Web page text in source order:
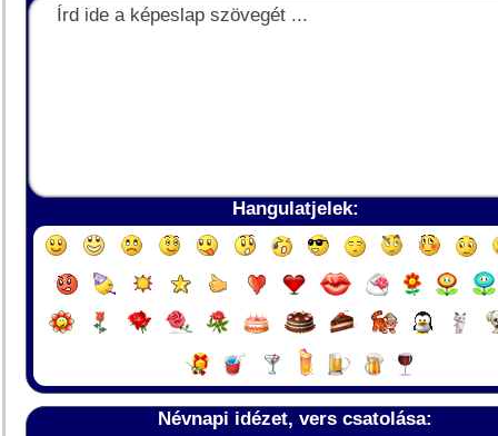
Hangulatjelek:
Névnapi idézet, vers csatolása: